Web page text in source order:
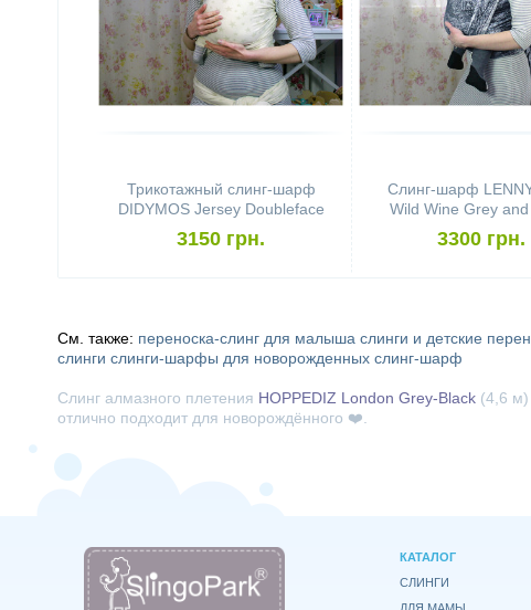
Трикотажный слинг-шарф
DIDYMOS Jersey Doubleface
Stars Colour Growth Cotton
3150 грн.
Слинг-шарф
Wild Wine Grey
(4,6 м)
3300 грн.
См. также: переноска-слинг для малыша слинги и детские
слинги слинги-шарфы для новорожденных слинг-шарф
Слинг алмазного плетения HOPPEDIZ London Grey-Black (4,6 м)
отлично подходит для новорождённого ❤️.
КАТАЛОГ
СЛИНГИ